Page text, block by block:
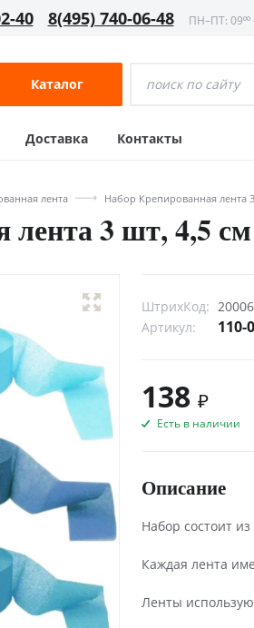
40 8(495) 740-06-48 ПН–ПТ: 09⁰⁰
Каталог
Доставка Контакты
лента Набор Крепированная лента
лента 3 шт, 4,5
ШтрихКод:
Артикул:
110-
138 ₽
Есть в наличии
Описание
Набор состоит
Каждая лента
Ленты